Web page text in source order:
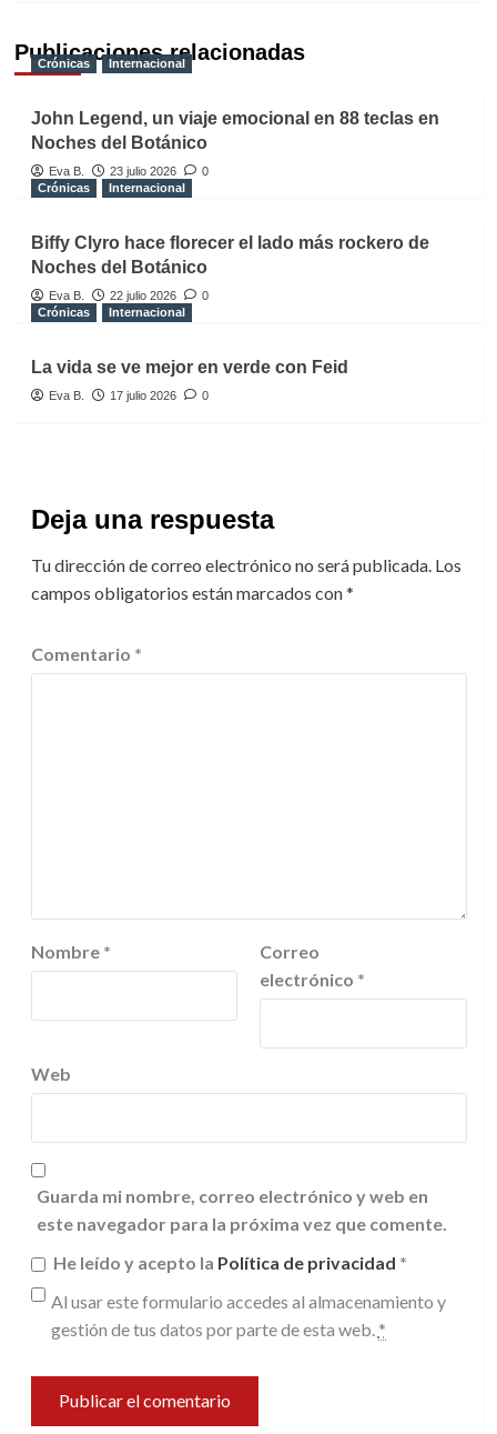
Publicaciones relacionadas
Crónicas Internacional
John Legend, un viaje emocional en 88 teclas en
Noches del Botánico
Eva B. 23 julio 2026
0
Crónicas
Internacional
Biffy Clyro hace florecer el lado más rockero de
Noches del Botánico
Eva B. 22 julio 2026
0
Crónicas
Internacional
La vida se ve mejor en verde con Feid
Eva B. 17 julio 2026 0
Deja una respuesta
Tu dirección de correo electrónico no será publicada. Los
campos obligatorios están marcados con*
Comentario *
Nombre *
Correo
electrónico *
Web
Guarda mi nombre, correo electrónico y web en
este navegador para la próxima vez que comente.
He leído y acepto la Política de privacidad *
Al usar este formulario accedes al almacenamiento y
gestión de tus datos por parte de esta web. *